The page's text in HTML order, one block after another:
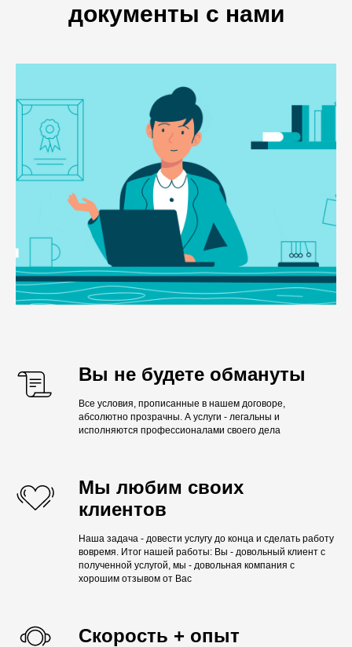
документы с нами
Вы не будете обмануты
Все условия, прописанные в нашем договоре,
абсолютно прозрачны. А услуги - легальны и
исполняются профессионалами своего дела
Мы любим своих
клиентов
Наша задача - довести услугу до конца и сделать работу
вовремя. Итог нашей работы: Вы - довольный клиент с
полученной услугой, мы - довольная компания с
хорошим отзывом от Вас
Скорость + опыт